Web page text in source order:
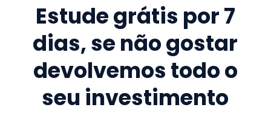
Estude grátis por 7
dias, se não gostar
devolvemos todo o
seu investimento